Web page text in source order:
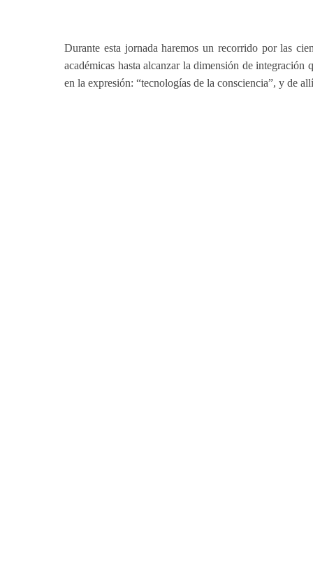
Durante esta jornada haremos un recorrido por las
académicas hasta alcanzar la dimensión de
en la expresión: “tecnologías de la consciencia”, y de